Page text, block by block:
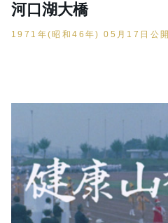
河口湖大橋
1971年(昭和46年) 05月17日公開